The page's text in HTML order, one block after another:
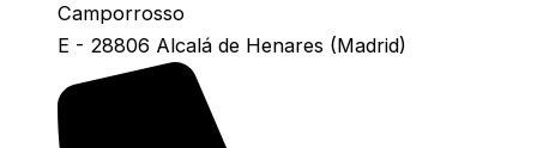
Camporrosso
E - 28806 Alcalá de Henares (Madrid)